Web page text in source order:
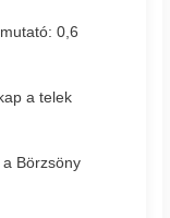
0,6
a telek
Börzsöny